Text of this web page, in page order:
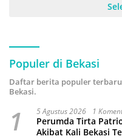
Populer di Bekasi
Daftar berita populer
Bekasi.
1 5 Agustus 2026 1
Perumda Tirta
Akibat Kali Bekasi